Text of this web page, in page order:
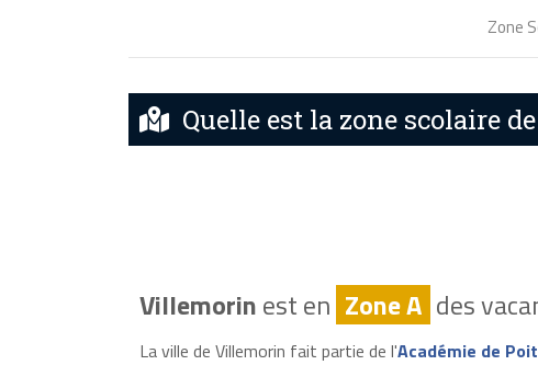
Zone
Quelle est la zone scolaire
Villemorinest en Zone A des
La ville de Villemorin fait partie de l'Académie de